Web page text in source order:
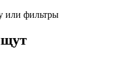
или фильтры